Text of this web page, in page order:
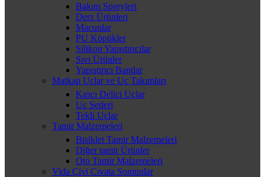
Bakım Spreyleri
Derz Ürünleri
Macunlar
PU Köpükler
Silikon Yapıştırıcılar
Sıvı Ürünler
Yapıştırıcı Bantlar
Matkap Uçlar ve Uç Takımları
Kırıcı Delici Uçlar
Uç Setleri
Tekli Uçlar
Tamir Malzemeleri
Bisiklet Tamir Malzemeleri
Diğer tamir Ürünler
Oto Tamir Malzemeleri
Vida Çivi Cıvata Somunlar